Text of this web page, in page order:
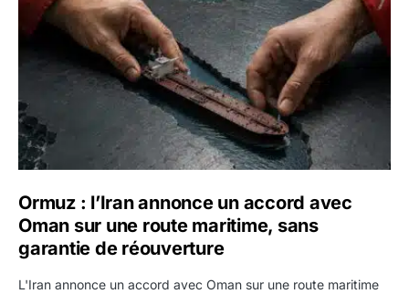
Ormuz : l’Iran annonce un accord avec
Oman sur une route maritime, sans
garantie de réouverture
L'Iran annonce un accord avec Oman sur une route maritime